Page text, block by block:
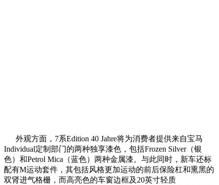
外观方面，7系Edition 40 Jahre将为消费者提供来自宝马
Individual定制部门的两种独享漆色，包括Frozen Silver（银
色）和Petrol Mica（蓝色）两种金属漆。与此同时，新车还标
配有M运动套件，其包括风格更加运动的前后保险杠和熏黑的
双肾进气格栅，而高亮色的车窗边框及20英寸轻质